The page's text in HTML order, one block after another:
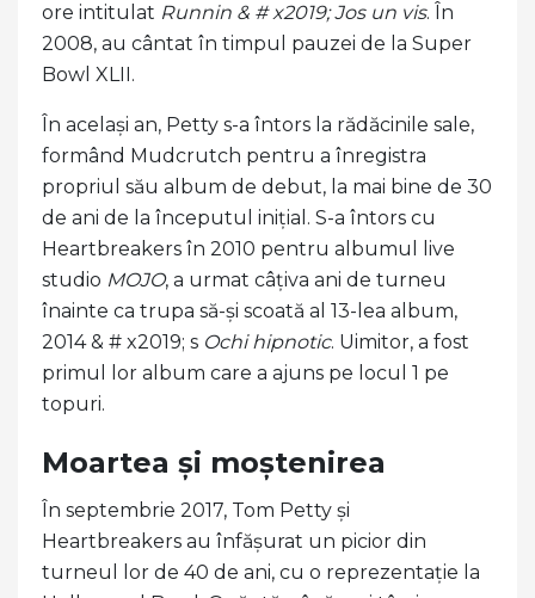
ore intitulat Runnin & # x2019; Jos un vis. În
2008, au cântat în timpul pauzei de la Super
Bowl XLII.
În același an, Petty s-a întors la rădăcinile sale,
formând Mudcrutch pentru a înregistra
propriul său album de debut, la mai bine de 30
de ani de la începutul inițial. S-a întors cu
Heartbreakers în 2010 pentru albumul live
studio MOJO, a urmat câțiva ani de turneu
înainte ca trupa să-și scoată al 13-lea album,
2014 & # x2019; s Ochi hipnotic. Uimitor, a fost
primul lor album care a ajuns pe locul 1 pe
topuri.
Moartea și moștenirea
În septembrie 2017, Tom Petty și
Heartbreakers au înfășurat un picior din
turneul lor de 40 de ani, cu o reprezentație la